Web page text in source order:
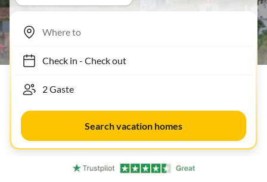
Check in- Check out
Search vacation homes